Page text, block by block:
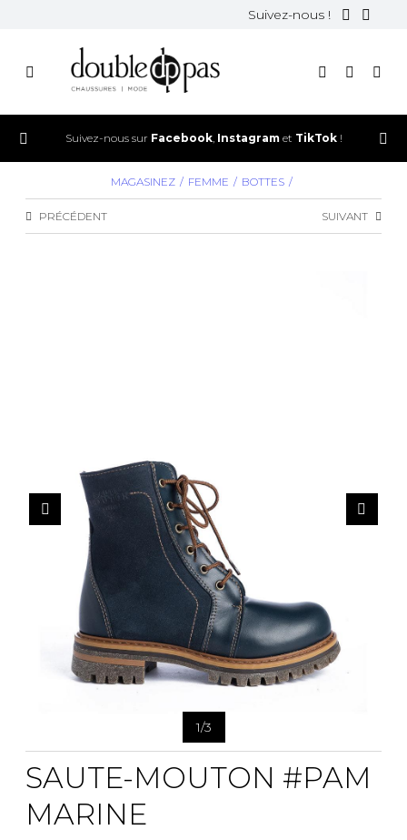
Suivez-nous !
Suivez-nous sur Facebook, Instagram et TikTok!
MAGASINEZ FEMME BOTTES
PRÉCÉDENT SUIVANT
1/3
SAUTE-MOUTON #PAM
MARINE